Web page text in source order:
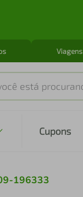
Viagens
está procurando?
Cupons
196333